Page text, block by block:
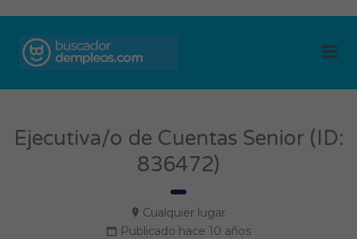
Ejecutiva/o de Cuentas Senior (ID:
836472)
Cualquier lugar
Publicado hace 10 años